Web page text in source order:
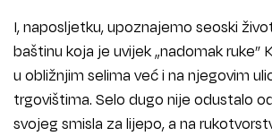
I, naposljetku, upoznajemo seoski
baštinu koja je uvijek „nadomak ruke”
u obližnjim selima već i na njegovim
trgovištima. Selo dugo nije odustalo
svojeg smisla za lijepo, a na